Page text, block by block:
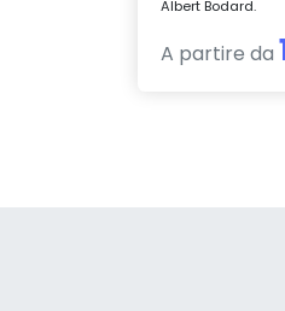
Albert Bodard.
A partire da